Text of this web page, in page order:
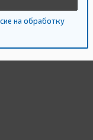
на обработку